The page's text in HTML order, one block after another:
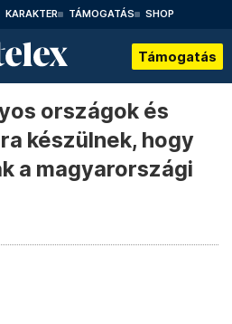
KARAKTER TÁMOGATÁS SHOP
Támogatás
országok és
készülnek, hogy
a magyarországi